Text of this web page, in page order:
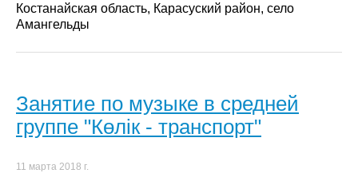
Костанайская область, Карасуский район, село
Амангельды
Занятие по музыке в средней
группе "Көлік - транспорт"
11 марта 2018 г.